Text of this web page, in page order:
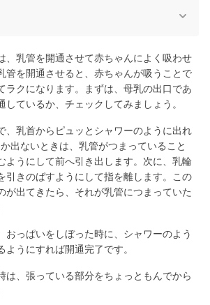
乳管を開通させて赤ちゃんによく吸わせ
管を開通させると、赤ちゃんが吸うことで
ラクになります。まずは、母乳の出口であ
しているか、チェックしてみましょう。
乳首からピュッとシャワーのように出れ
出ないときは、乳管がつまっていること
ようにして前へ引き出します。次に、乳輪
引きのばすようにして指を離します。この
が出てきたら、それが乳管につまっていた
っぱいをしぼった時に、シャワーのよう
ようにすれば開通完了です。
、張っている部分をちょっともんでから